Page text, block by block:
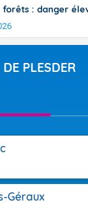
forêts : danger
PLESDER
Géraux